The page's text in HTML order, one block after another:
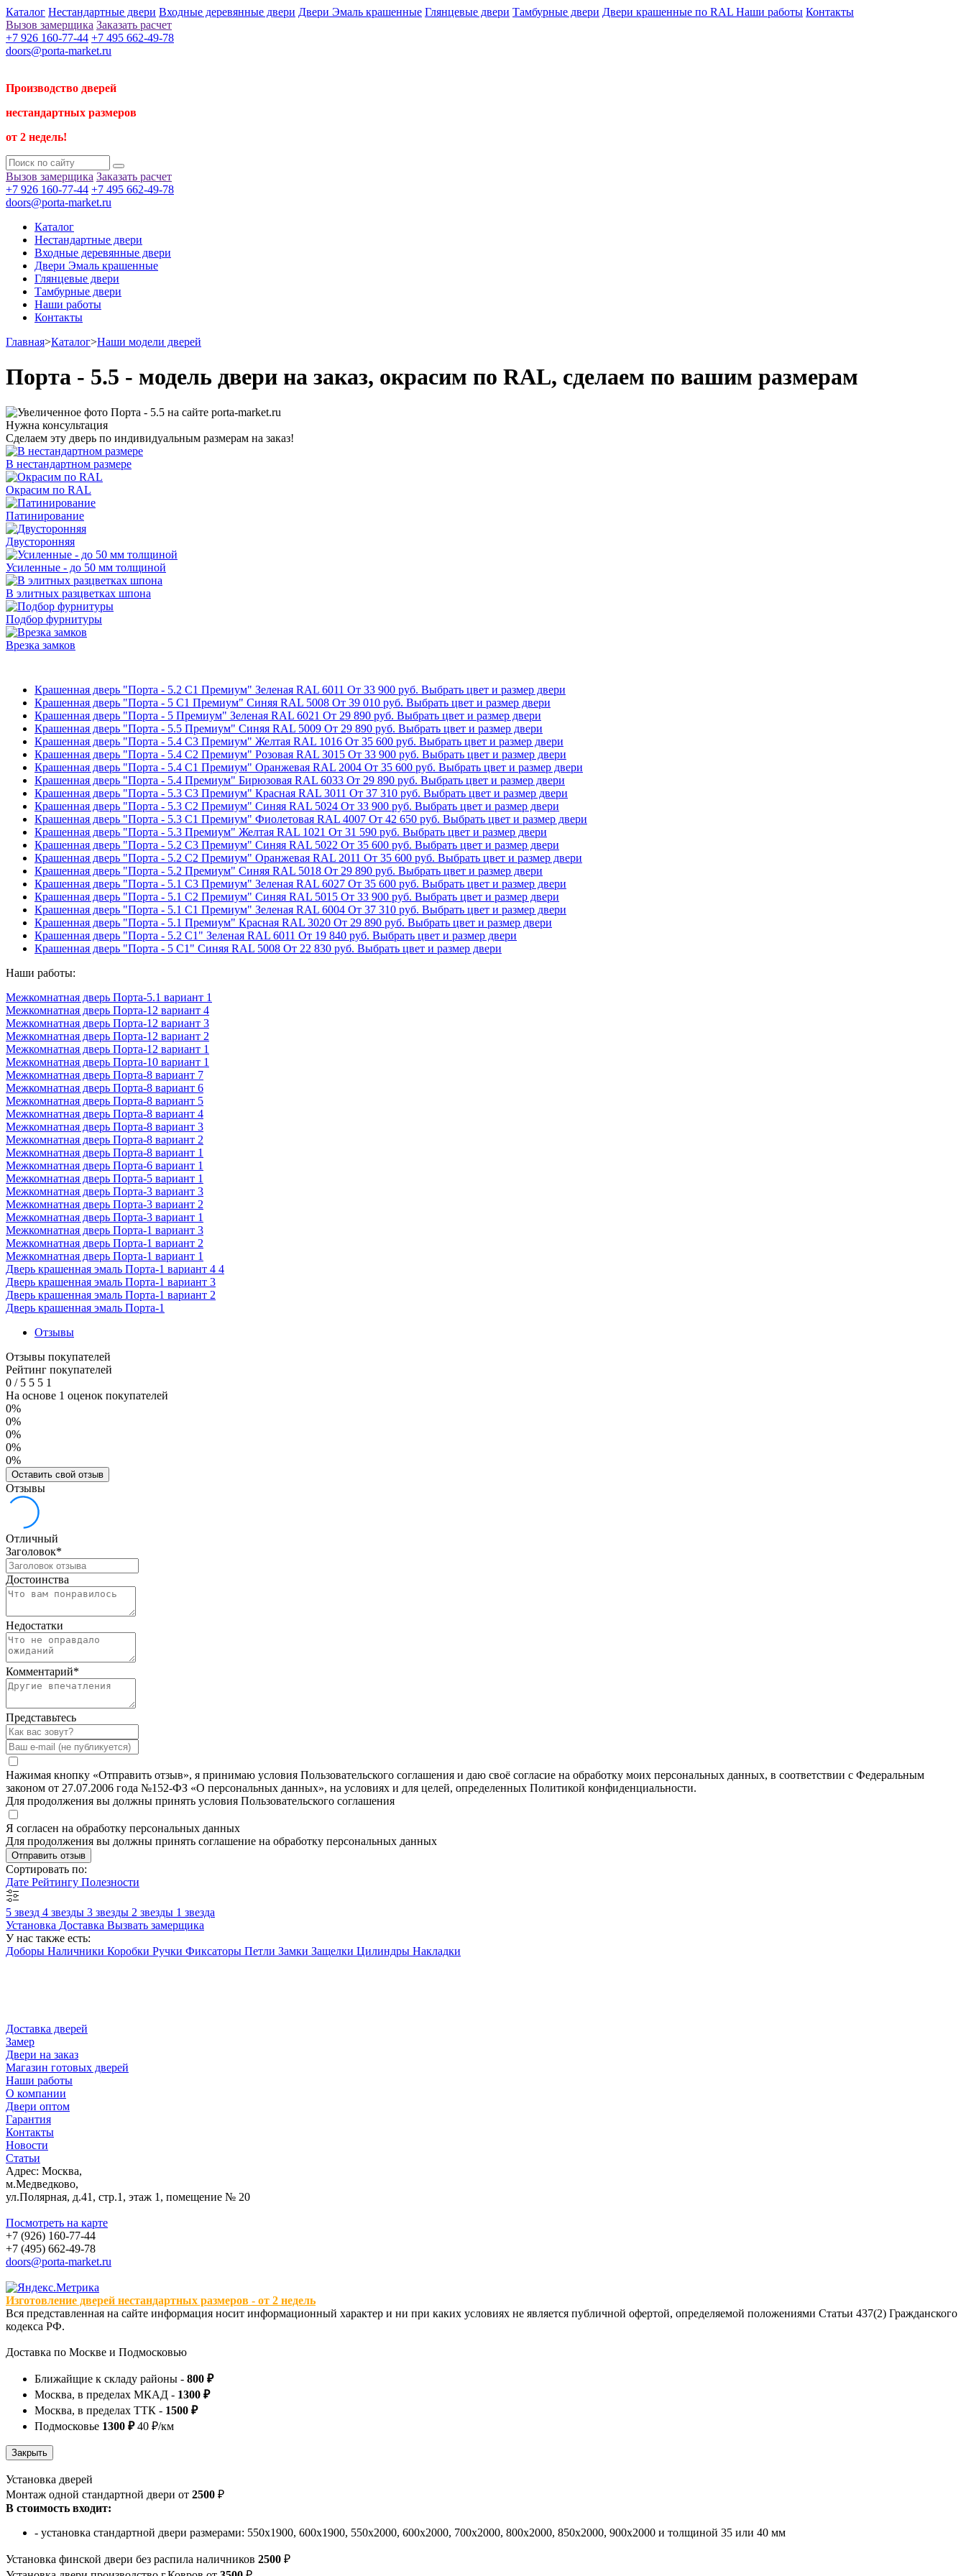
Каталог Нестандартные двери Входные деревянные двери Двери Эмаль крашенные Глянцевые двери Тамбурные двери Двери крашенные по RAL Наши работы Контакты
Вызов замерщика Заказать расчет
+7 926 160-77-44 +7 495 662-49-78
doors@porta-market.ru
Производство дверей
нестандартных размеров
от 2 недель!
Вызов замерщика Заказать расчет
+7 926 160-77-44 +7 495 662-49-78
doors@porta-market.ru
Каталог
Нестандартные двери
Входные деревянные двери
Двери Эмаль крашенные
Глянцевые двери
Тамбурные двери
Наши работы
Контакты
Главная>Каталог>Наши модели дверей
Порта - 5.5 - модель двери на заказ, окрасим по RAL, сделаем по вашим размерам
Нужна консультация
Сделаем эту дверь по индивидуальным размерам на заказ!
В нестандартном размере
Окрасим по RAL
Патинирование
Двусторонняя
Усиленные - до 50 мм толщиной
В элитных разцветках шпона
Подбор фурнитуры
Врезка замков
Крашенная дверь "Порта - 5.2 С1 Премиум" Зеленая RAL 6011 От 33 900 руб. Выбрать цвет и размер двери
Крашенная дверь "Порта - 5 С1 Премиум" Синяя RAL 5008 От 39 010 руб. Выбрать цвет и размер двери
Крашенная дверь "Порта - 5 Премиум" Зеленая RAL 6021 От 29 890 руб. Выбрать цвет и размер двери
Крашенная дверь "Порта - 5.5 Премиум" Синяя RAL 5009 От 29 890 руб. Выбрать цвет и размер двери
Крашенная дверь "Порта - 5.4 С3 Премиум" Желтая RAL 1016 От 35 600 руб. Выбрать цвет и размер двери
Крашенная дверь "Порта - 5.4 С2 Премиум" Розовая RAL 3015 От 33 900 руб. Выбрать цвет и размер двери
Крашенная дверь "Порта - 5.4 С1 Премиум" Оранжевая RAL 2004 От 35 600 руб. Выбрать цвет и размер двери
Крашенная дверь "Порта - 5.4 Премиум" Бирюзовая RAL 6033 От 29 890 руб. Выбрать цвет и размер двери
Крашенная дверь "Порта - 5.3 С3 Премиум" Красная RAL 3011 От 37 310 руб. Выбрать цвет и размер двери
Крашенная дверь "Порта - 5.3 С2 Премиум" Синяя RAL 5024 От 33 900 руб. Выбрать цвет и размер двери
Крашенная дверь "Порта - 5.3 С1 Премиум" Фиолетовая RAL 4007 От 42 650 руб. Выбрать цвет и размер двери
Крашенная дверь "Порта - 5.3 Премиум" Желтая RAL 1021 От 31 590 руб. Выбрать цвет и размер двери
Крашенная дверь "Порта - 5.2 С3 Премиум" Синяя RAL 5022 От 35 600 руб. Выбрать цвет и размер двери
Крашенная дверь "Порта - 5.2 С2 Премиум" Оранжевая RAL 2011 От 35 600 руб. Выбрать цвет и размер двери
Крашенная дверь "Порта - 5.2 Премиум" Синяя RAL 5018 От 29 890 руб. Выбрать цвет и размер двери
Крашенная дверь "Порта - 5.1 С3 Премиум" Зеленая RAL 6027 От 35 600 руб. Выбрать цвет и размер двери
Крашенная дверь "Порта - 5.1 С2 Премиум" Синяя RAL 5015 От 33 900 руб. Выбрать цвет и размер двери
Крашенная дверь "Порта - 5.1 С1 Премиум" Зеленая RAL 6004 От 37 310 руб. Выбрать цвет и размер двери
Крашенная дверь "Порта - 5.1 Премиум" Красная RAL 3020 От 29 890 руб. Выбрать цвет и размер двери
Крашенная дверь "Порта - 5.2 С1" Зеленая RAL 6011 От 19 840 руб. Выбрать цвет и размер двери
Крашенная дверь "Порта - 5 С1" Синяя RAL 5008 От 22 830 руб. Выбрать цвет и размер двери
Наши работы:
Межкомнатная дверь Порта-5.1 вариант 1
Межкомнатная дверь Порта-12 вариант 4
Межкомнатная дверь Порта-12 вариант 3
Межкомнатная дверь Порта-12 вариант 2
Межкомнатная дверь Порта-12 вариант 1
Межкомнатная дверь Порта-10 вариант 1
Межкомнатная дверь Порта-8 вариант 7
Межкомнатная дверь Порта-8 вариант 6
Межкомнатная дверь Порта-8 вариант 5
Межкомнатная дверь Порта-8 вариант 4
Межкомнатная дверь Порта-8 вариант 3
Межкомнатная дверь Порта-8 вариант 2
Межкомнатная дверь Порта-8 вариант 1
Межкомнатная дверь Порта-6 вариант 1
Межкомнатная дверь Порта-5 вариант 1
Межкомнатная дверь Порта-3 вариант 3
Межкомнатная дверь Порта-3 вариант 2
Межкомнатная дверь Порта-3 вариант 1
Межкомнатная дверь Порта-1 вариант 3
Межкомнатная дверь Порта-1 вариант 2
Межкомнатная дверь Порта-1 вариант 1
Дверь крашенная эмаль Порта-1 вариант 4 4
Дверь крашенная эмаль Порта-1 вариант 3
Дверь крашенная эмаль Порта-1 вариант 2
Дверь крашенная эмаль Порта-1
Отзывы
Отзывы покупателей
Рейтинг покупателей
0 /5 5 5 1
На основе 1 оценок покупателей
0%
0%
0%
0%
0%
Оставить свой отзыв
Отзывы
Отличный
Заголовок*
Достоинства
Недостатки
Комментарий*
Представьтесь
Нажимая кнопку «Отправить отзыв», я принимаю условия Пользовательского соглашения и даю своё согласие на обработку моих персональных данных, в соответствии с Федеральным
законом от 27.07.2006 года №152-ФЗ «О персональных данных», на условиях и для целей, определенных Политикой конфиденциальности.
Для продолжения вы должны принять условия Пользовательского соглашения
Я согласен на обработку персональных данных
Для продолжения вы должны принять соглашение на обработку персональных данных
Отправить отзыв
Сортировать по:
Дате Рейтингу Полезности
5 звезд 4 звезды 3 звезды 2 звезды 1 звезда
Установка Доставка Вызвать замерщика
У нас также есть:
Доборы Наличники Коробки Ручки Фиксаторы Петли Замки Защелки Цилиндры Накладки
Доставка дверей
Замер
Двери на заказ
Магазин готовых дверей
Наши работы
О компании
Двери оптом
Гарантия
Контакты
Новости
Статьи
Адрес: Москва,
м.Медведково,
ул.Полярная, д.41, стр.1, этаж 1, помещение № 20
Посмотреть на карте
+7 (926) 160-77-44
+7 (495) 662-49-78
doors@porta-market.ru
Изготовление дверей нестандартных размеров - от 2 недель
Вся представленная на сайте информация носит информационный характер и ни при каких условиях не является публичной офертой, определяемой положениями Статьи 437(2) Гражданского
кодекса РФ.
Доставка по Москве и Подмосковью
Ближайщие к складу районы - 800 ₽
Москва, в пределах МКАД - 1300 ₽
Москва, в пределах ТТК - 1500 ₽
Подмосковье 1300 ₽40 ₽/км
Установка дверей
Монтаж одной стандартной двери от 2500 ₽
В стоимость входит:
- установка стандартной двери размерами: 550х1900, 600х1900, 550х2000, 600х2000, 700х2000, 800х2000, 850х2000, 900х2000 и толщиной 35 или 40 мм
Установка финской двери без распила наличников 2500 ₽